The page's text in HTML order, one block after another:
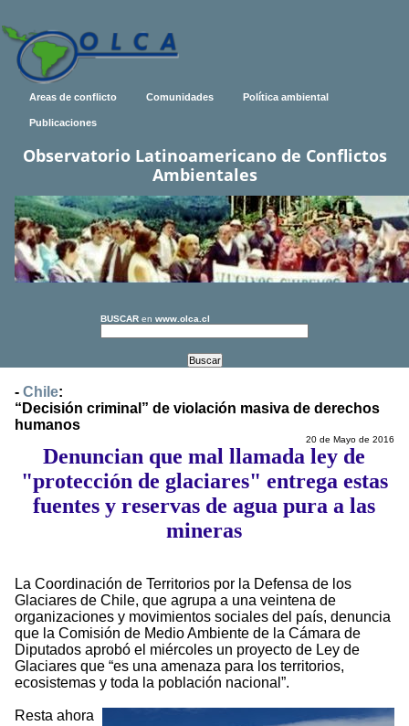
Areas de conflicto Comunidades Política ambiental
Publicaciones
Observatorio Latinoamericano de Conflictos
Ambientales
BUSCAR en www.olca.cl
- Chile:
“Decisión criminal” de violación masiva de derechos
humanos
20 de Mayo de 2016
Denuncian que mal llamada ley de
"protección de glaciares" entrega estas
fuentes y reservas de agua pura a las
mineras
La Coordinación de Territorios por la Defensa de los
Glaciares de Chile, que agrupa a una veintena de
organizaciones y movimientos sociales del país, denuncia
que la Comisión de Medio Ambiente de la Cámara de
Diputados aprobó el miércoles un proyecto de Ley de
Glaciares que “es una amenaza para los territorios,
ecosistemas y toda la población nacional”.
Resta ahora